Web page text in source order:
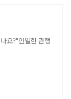
요?"안일한 관행